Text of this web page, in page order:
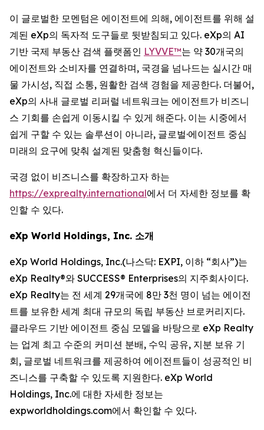
이 글로벌한 모멘텀은 에이전트에 의해, 에이전트를 위해 설
계된 eXp의 독자적 도구들로 뒷받침되고 있다. eXp의 AI
기반 국제 부동산 검색 플랫폼인 LYVVE™는 약 30개국의
에이전트와 소비자를 연결하며, 국경을 넘나드는 실시간 매
물 가시성, 직접 소통, 원활한 검색 경험을 제공한다. 더불어,
eXp의 사내 글로벌 리퍼럴 네트워크는 에이전트가 비즈니
스 기회를 손쉽게 이동시킬 수 있게 해준다. 이는 시중에서
쉽게 구할 수 있는 솔루션이 아니라, 글로벌·에이전트 중심
미래의 요구에 맞춰 설계된 맞춤형 혁신들이다.
국경 없이 비즈니스를 확장하고자 하는
https://exprealty.international에서 더 자세한 정보를 확
인할 수 있다.
eXp World Holdings, Inc. 소개
eXp World Holdings, Inc.(나스닥: EXPI, 이하 “회사”)는
eXp Realty®와 SUCCESS® Enterprises의 지주회사이다.
eXp Realty는 전 세계 29개국에 8만 3천 명이 넘는 에이전
트를 보유한 세계 최대 규모의 독립 부동산 브로커리지다.
클라우드 기반 에이전트 중심 모델을 바탕으로 eXp Realty
는 업계 최고 수준의 커미션 분배, 수익 공유, 지분 보유 기
회, 글로벌 네트워크를 제공하여 에이전트들이 성공적인 비
즈니스를 구축할 수 있도록 지원한다. eXp World
Holdings, Inc.에 대한 자세한 정보는
expworldholdings.com에서 확인할 수 있다.